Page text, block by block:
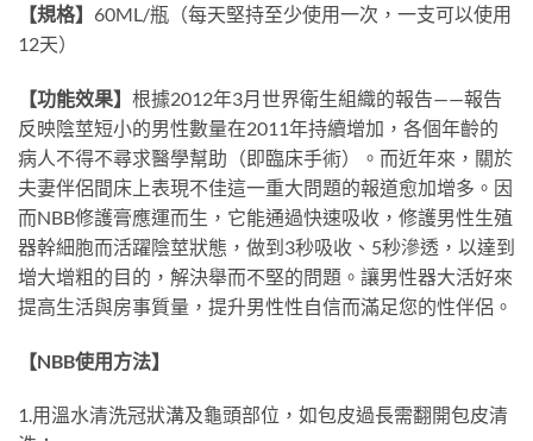
【規格】 60ML/瓶（每天堅持至少使用一次，一支可以使用
12天）
【功能效果】 根據2012年3月世界衛生組織的報告——報告
反映陰莖短小的男性數量在2011年持續增加，各個年齡的
病人不得不尋求醫學幫助（即臨床手術）。而近年來，關於
夫妻伴侶間床上表現不佳這一重大問題的報道愈加增多。因
而NBB修護膏應運而生，它能通過快速吸收，修護男性生殖
器幹細胞而活躍陰莖狀態，做到3秒吸收、 5秒滲透，以達到
增大增粗的目的，解決舉而不堅的問題。讓男性器大活好來
提高生活與房事質量，提升男性性自信而滿足您的性伴侶。
【NBB使用方法】
1.用溫水清洗冠狀溝及龜頭部位，如包皮過長需翻開包皮清